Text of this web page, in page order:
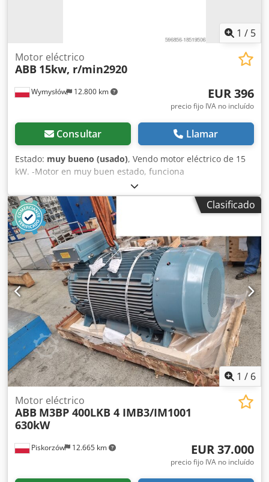
1 / 5
Wymysłów 12.800 km
Motor eléctrico
ABB 15kw, r/min2920
EUR 396
precio fijo IVA no incluído
Consultar Llamar
Estado: muy bueno (usado), Vendo motor eléctrico de 15
kW. -Motor en muy buen estado, funciona
silenciosamente. -potencia 15 kW -velocidad 2920 rpm
Dwedpevzgrwefx Aipja
Clasificado
1 / 6
Piskorzów 12.665 km
Motor eléctrico
ABB M3BP 400LKB 4 IMB3/IM1001
630kW
EUR 37.000
precio fijo IVA no incluído